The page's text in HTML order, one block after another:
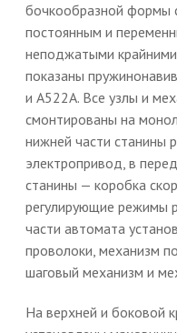
бочкообразной формы
постоянным и
неподжатыми
показаны
и А522А. Все узлы и
смонтированы на
нижней части станины
электропривод, в
станины — коробка
регулирующие режимы
части автомата
проволоки, механизм
шаговый механизм и
На верхней и боковой